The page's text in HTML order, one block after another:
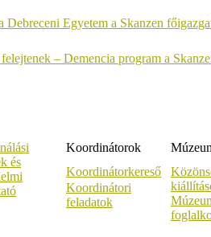
Debreceni Egyetem a Skanzen
– Demencia program a
és
Koordinátorok
Koordinátorkereső
Koordinátori
feladatok